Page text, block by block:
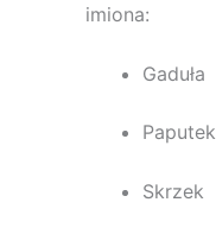
imiona:
Gaduła
Paputek
Skrzek